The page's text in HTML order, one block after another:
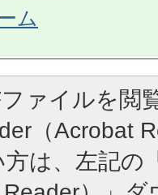
ム
ァイルを閲
（Acrobat
は、左記の